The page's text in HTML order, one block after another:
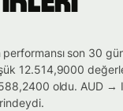
son 30
12.514,9000
oldu. AUD →